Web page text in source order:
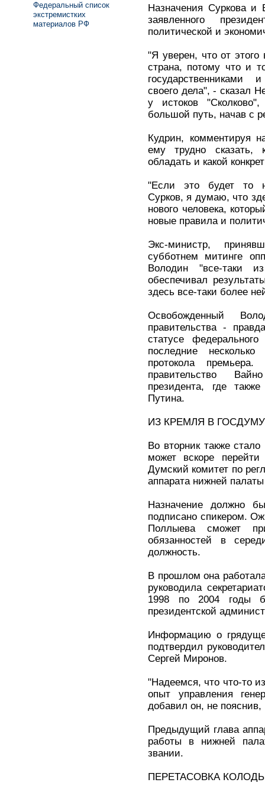
Назначения Суркова и
заявленного
политической и
"Я уверен, что от
страна, потому что и
своего дела", - сказал
у истоков
большой путь, начав с
Кудрин, комментируя
ему трудно сказать,
обладать и какой
"Если это будет то
Сурков, я думаю, что
нового человека,
новые правила и
Экс-министр,
субботнем митинге
Володин "все-таки
обеспечивал
здесь все-таки более
Освобожденный
правительства -
статусе
последние
протокола
правительство
президента, где
Путина.
ИЗ КРЕМЛЯ В ГОСДУМУ
Во вторник также
может вскоре
Думский комитет по
аппарата нижней
Назначение должно
подписано спикером.
Поллыева сможет
обязанностей в
должность.
В прошлом она
руководила
1998 по 2004 годы
президентской
Информацию о
подтвердил
Сергей Миронов.
"Надеемся, что что-то
опыт управления
добавил он, не
Предыдущий глава
работы в нижней
звании.
ПЕРЕТАСОВКА
Федеральный список
экстремистких
материалов РФ